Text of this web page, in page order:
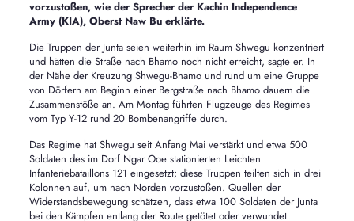
vorzustoßen, wie der Sprecher der Kachin Independence
Army (KIA), Oberst Naw Bu erklärte.
Die Truppen der Junta seien weiterhin im Raum Shwegu konzentriert
und hätten die Straße nach Bhamo noch nicht erreicht, sagte er. In
der Nähe der Kreuzung Shwegu-Bhamo und rund um eine Gruppe
von Dörfern am Beginn einer Bergstraße nach Bhamo dauern die
Zusammenstöße an. Am Montag führten Flugzeuge des Regimes
vom Typ Y-12 rund 20 Bombenangriffe durch.
Das Regime hat Shwegu seit Anfang Mai verstärkt und etwa 500
Soldaten des im Dorf Ngar Ooe stationierten Leichten
Infanteriebataillons 121 eingesetzt; diese Truppen teilten sich in drei
Kolonnen auf, um nach Norden vorzustoßen. Quellen der
Widerstandsbewegung schätzen, dass etwa 100 Soldaten der Junta
bei den Kämpfen entlang der Route getötet oder verwundet